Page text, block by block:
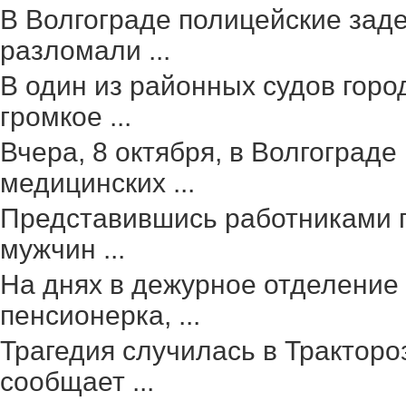
В Волгограде полицейские
разломали ...
В один из районных судов
громкое ...
Вчера, 8 октября, в
медицинских ...
Представившись работниками
мужчин ...
На днях в дежурное
пенсионерка, ...
Трагедия случилась в
сообщает ...